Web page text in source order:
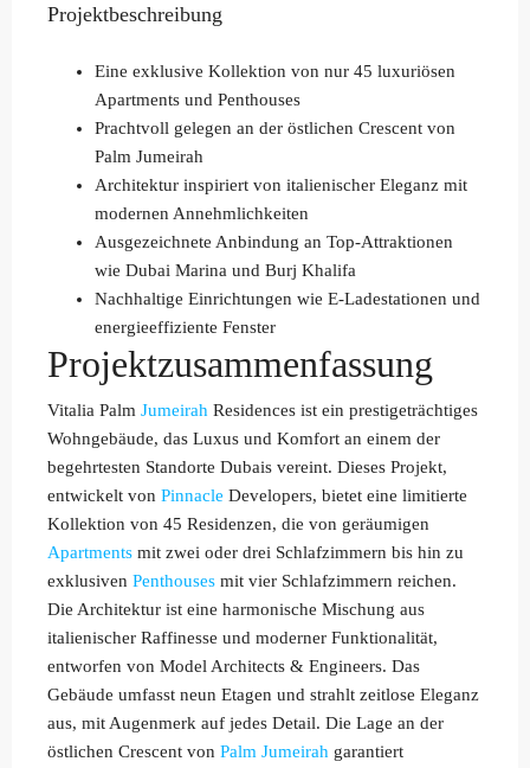
Projektbeschreibung
Eine exklusive Kollektion von nur 45 luxuriösen
Apartments und Penthouses
Prachtvoll gelegen an der östlichen Crescent von
Palm Jumeirah
Architektur inspiriert von italienischer Eleganz mit
modernen Annehmlichkeiten
Ausgezeichnete Anbindung an Top-Attraktionen
wie Dubai Marina und Burj Khalifa
Nachhaltige Einrichtungen wie E-Ladestationen und
energieeffiziente Fenster
Projektzusammenfassung
Vitalia Palm Jumeirah Residences ist ein prestigeträchtiges
Wohngebäude, das Luxus und Komfort an einem der
begehrtesten Standorte Dubais vereint. Dieses Projekt,
entwickelt von Pinnacle Developers, bietet eine limitierte
Kollektion von 45 Residenzen, die von geräumigen
Apartments mit zwei oder drei Schlafzimmern bis hin zu
exklusiven Penthouses mit vier Schlafzimmern reichen.
Die Architektur ist eine harmonische Mischung aus
italienischer Raffinesse und moderner Funktionalität,
entworfen von Model Architects & Engineers. Das
Gebäude umfasst neun Etagen und strahlt zeitlose Eleganz
aus, mit Augenmerk auf jedes Detail. Die Lage an der
östlichen Crescent von Palm Jumeirah garantiert